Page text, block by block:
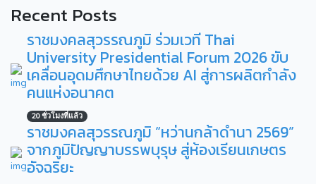
Recent Posts
ราชมงคลสุวรรณภูมิ ร่วมเวที Thai
University Presidential Forum 2026 ขับ
เคลื่อนอุดมศึกษาไทยด้วย AI สู่การผลิตกำลัง
คนแห่งอนาคต
20 ชั่วโมงที่แล้ว
ราชมงคลสุวรรณภูมิ “หว่านกล้าดำนา 2569”
จากภูมิปัญญาบรรพบุรุษ สู่ห้องเรียนเกษตร
อัจฉริยะ